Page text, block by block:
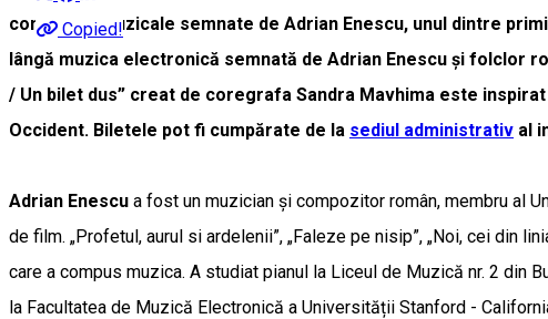
Copied!
compoziții muzicale semnate de Adrian Enescu, unul dintre
lângă muzica electronică semnată de Adrian Enescu și folclor
/ Un bilet dus” creat de coregrafa Sandra Mavhima este
Occident. Biletele pot fi cumpărate de la sediul administrativ al
Adrian Enescu a fost un muzician și compozitor român, membru al
de film. „Profetul, aurul si ardelenii”, „Faleze pe nisip”, „Noi, cei din
care a compus muzica. A studiat pianul la Liceul de Muzică nr. 2 din
la Facultatea de Muzică Electronică a Universității Stanford -